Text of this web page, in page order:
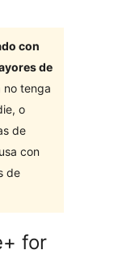
con
de
no tenga
o
de
con
de
for